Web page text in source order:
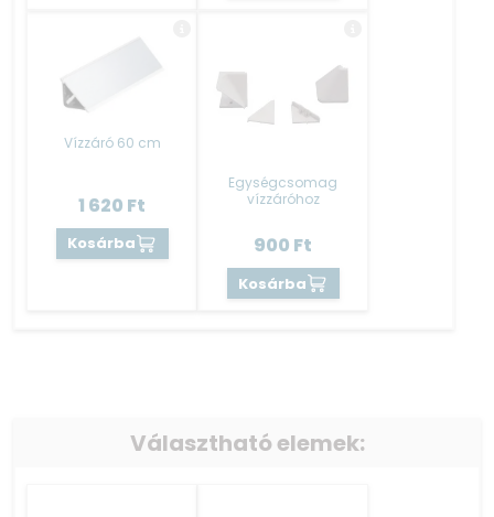
Vízzáró 60 cm
1 620 Ft
Kosárba
Egységcsomag
vízzáróhoz
900 Ft
Kosárba
Választható elemek: